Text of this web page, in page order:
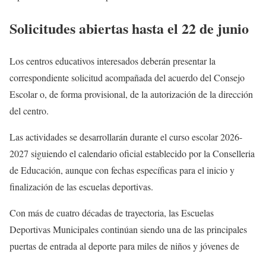
Solicitudes abiertas hasta el 22 de junio
Los centros educativos interesados deberán presentar la
correspondiente solicitud acompañada del acuerdo del Consejo
Escolar o, de forma provisional, de la autorización de la dirección
del centro.
Las actividades se desarrollarán durante el curso escolar 2026-
2027 siguiendo el calendario oficial establecido por la Conselleria
de Educación, aunque con fechas específicas para el inicio y
finalización de las escuelas deportivas.
Con más de cuatro décadas de trayectoria, las Escuelas
Deportivas Municipales continúan siendo una de las principales
puertas de entrada al deporte para miles de niños y jóvenes de